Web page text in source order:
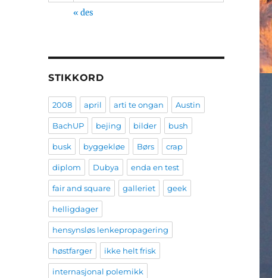
« des
STIKKORD
2008 april arti te ongan Austin
BachUP bejing bilder bush
busk byggekløe Børs crap
diplom Dubya enda en test
fair and square galleriet geek
helligdager
hensynsløs lenkepropagering
høstfarger ikke helt frisk
internasjonal polemikk